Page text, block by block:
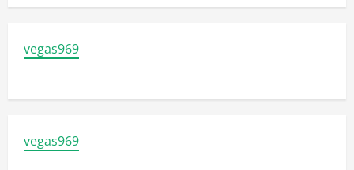
vegas969
vegas969